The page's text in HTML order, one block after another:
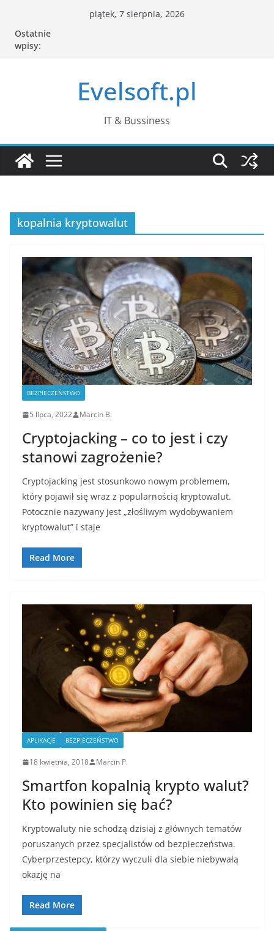
treści
piątek, 7 sierpnia, 2026
Ostatnie
wpisy:
Evelsoft.pl
IT & Bussiness
kopalnia kryptowalut
BEZPIECZEŃSTWO
5 lipca, 2022 Marcin B.
Cryptojacking – co to jest i czy
stanowi zagrożenie?
Cryptojacking jest stosunkowo nowym problemem,
który pojawił się wraz z popularnością kryptowalut.
Potocznie nazywany jest „złośliwym wydobywaniem
kryptowalut” i staje
Read More
APLIKACJE BEZPIECZEŃSTWO
18 kwietnia, 2018 Marcin P.
Smartfon kopalnią krypto walut?
Kto powinien się bać?
Kryptowaluty nie schodzą dzisiaj z głównych tematów
poruszanych przez specjalistów od bezpieczeństwa.
Cyberprzestepcy, którzy wyczuli dla siebie niebywałą
okazję na
Read More